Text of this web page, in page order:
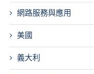
網路服務與應用
美國
義大利